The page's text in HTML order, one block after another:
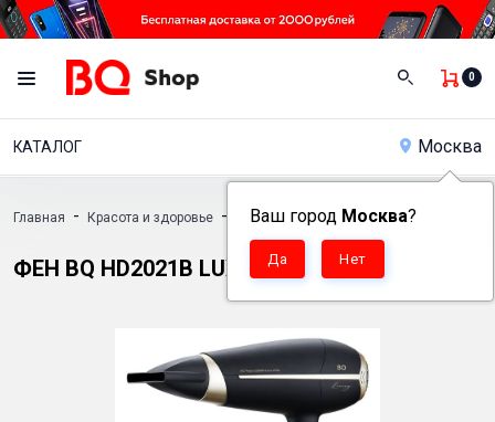
0
КАТАЛОГ Москва
Ваш город Москва?
Главная - Красота и здоровье - Фены - Фен BQ HD2021B LUXURY
ФЕН BQ HD2021B LUXURY COLLECTION